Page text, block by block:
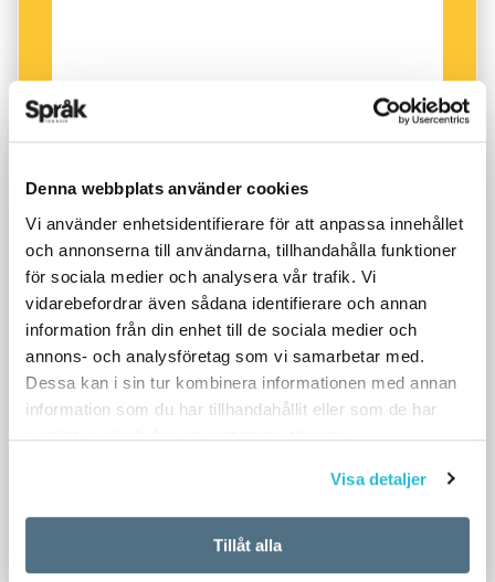
Denna webbplats använder cookies
Vi använder enhetsidentifierare för att anpassa innehållet
och annonserna till användarna, tillhandahålla funktioner
för sociala medier och analysera vår trafik. Vi
vidarebefordrar även sådana identifierare och annan
information från din enhet till de sociala medier och
annons- och analysföretag som vi samarbetar med.
Dessa kan i sin tur kombinera informationen med annan
information som du har tillhandahållit eller som de har
samlat in när du har använt deras tjänster.
Visa detaljer
Tillåt alla